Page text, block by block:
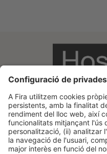
Informació legal
Avís legal
Política de privacitat
Política de cookies